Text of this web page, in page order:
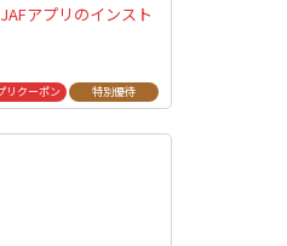
アプリのインスト
リクーポン 特別優待